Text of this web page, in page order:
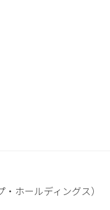
ホールディングス）